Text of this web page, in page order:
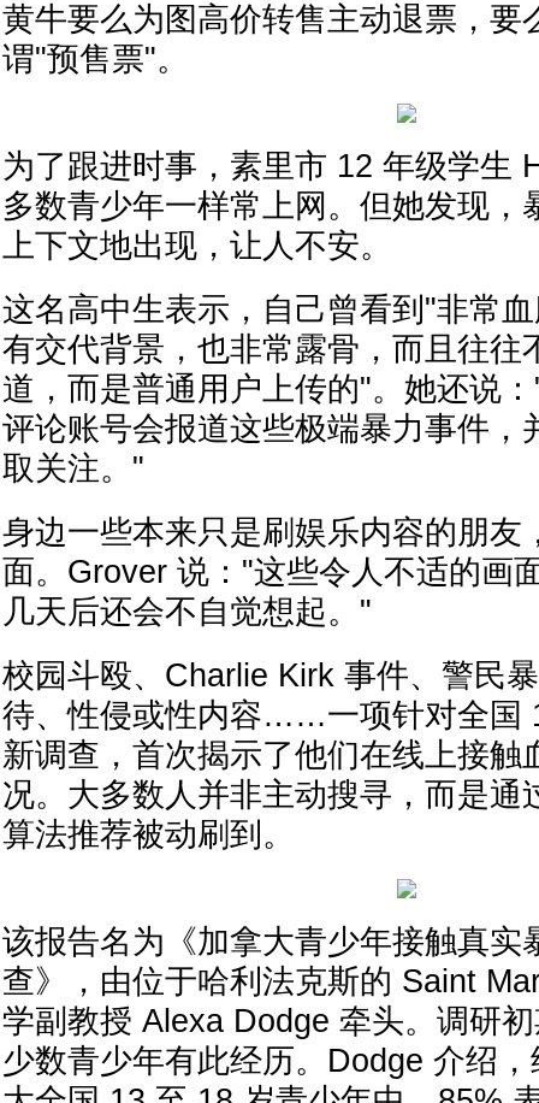
黄牛要么为图高价转售主动退票，要
谓"预售票"。
为了跟进时事，素里市 12 年级学生
多数青少年一样常上网。但她发现，
上下文地出现，让人不安。
这名高中生表示，自己曾看到"非常
有交代背景，也非常露骨，而且往往
道，而是普通用户上传的"。她还说
评论账号会报道这些极端暴力事件，
取关注。"
身边一些本来只是刷娱乐内容的朋友
面。Grover 说："这些令人不适的画
几天后还会不自觉想起。"
校园斗殴、Charlie Kirk 事件、警民
待、性侵或性内容……一项针对全国
新调查，首次揭示了他们在线上接触
况。大多数人并非主动搜寻，而是通
算法推荐被动刷到。
该报告名为《加拿大青少年接触真实
查》，由位于哈利法克斯的 Saint
学副教授 Alexa Dodge 牵头。调研
少数青少年有此经历。Dodge 介绍